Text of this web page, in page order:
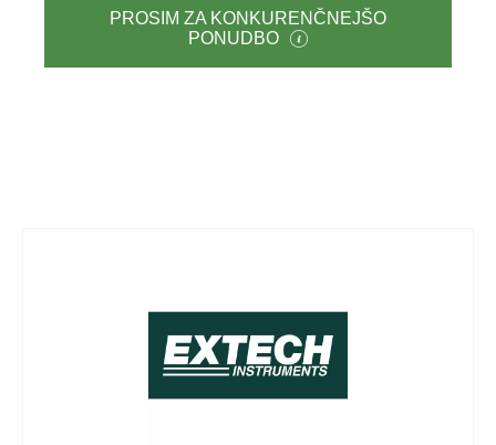
PROSIM ZA KONKURENČNEJŠO
PONUDBO